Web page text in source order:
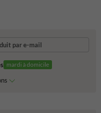
par e-mail
mardi à domicile